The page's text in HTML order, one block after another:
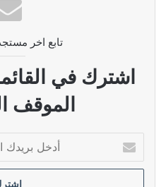
تابع اخر
اشترك في
الموقف
بريدك
الإلكتروني